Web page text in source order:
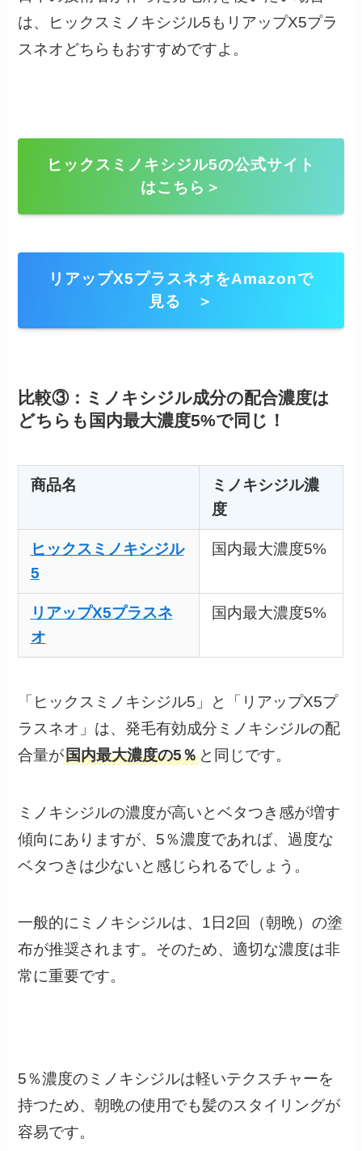
は、ヒックスミノキシジル5もリアップX5プラ
スネオどちらもおすすめですよ。
ヒックスミノキシジル5の公式サイト
はこちら＞
リアップX5プラスネオをAmazonで
見る ＞
比較③：ミノキシジル成分の配合濃度は
どちらも国内最大濃度5%で同じ！
商品名
ミノキシジル濃
度
ヒックスミノキシジル
5
国内最大濃度5%
リアップX5プラスネ
オ
国内最大濃度5%
「ヒックスミノキシジル5」と「リアップX5プ
ラスネオ」は、発毛有効成分ミノキシジルの配
合量が国内最大濃度の5％ と同じです。
ミノキシジルの濃度が高いとベタつき感が増す
傾向にありますが、5％濃度であれば、過度な
ベタつきは少ないと感じられるでしょう。
一般的にミノキシジルは、1日2回（朝晩）の塗
布が推奨されます。そのため、適切な濃度は非
常に重要です。
5％濃度のミノキシジルは軽いテクスチャーを
持つため、朝晩の使用でも髪のスタイリングが
容易です。